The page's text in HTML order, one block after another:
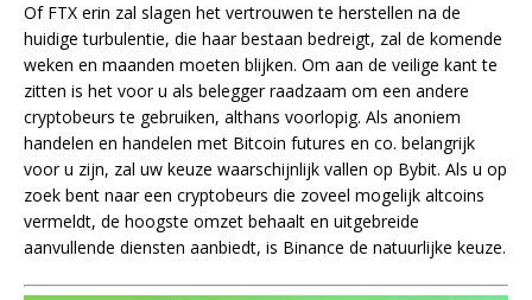
Of FTX erin zal slagen het vertrouwen te herstellen na de
huidige turbulentie, die haar bestaan bedreigt, zal de komende
weken en maanden moeten blijken. Om aan de veilige kant te
zitten is het voor u als belegger raadzaam om een andere
cryptobeurs te gebruiken, althans voorlopig. Als anoniem
handelen en handelen met Bitcoin futures en co. belangrijk
voor u zijn, zal uw keuze waarschijnlijk vallen op Bybit. Als u op
zoek bent naar een cryptobeurs die zoveel mogelijk altcoins
vermeldt, de hoogste omzet behaalt en uitgebreide
aanvullende diensten aanbiedt, is Binance de natuurlijke keuze.